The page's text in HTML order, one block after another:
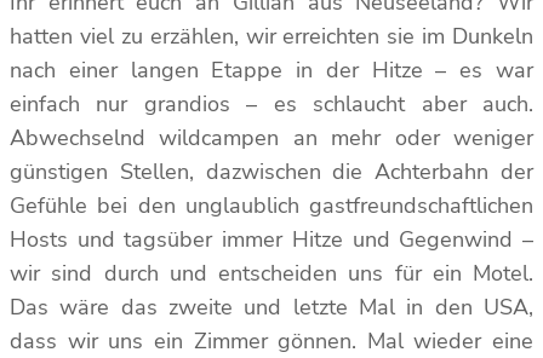
hatten viel zu erzählen, wir erreichten sie im Dunkeln
nach einer langen Etappe in der Hitze – es war
einfach nur grandios – es schlaucht aber auch.
Abwechselnd wildcampen an mehr oder weniger
günstigen Stellen, dazwischen die Achterbahn der
Gefühle bei den unglaublich gastfreundschaftlichen
Hosts und tagsüber immer Hitze und Gegenwind –
wir sind durch und entscheiden uns für ein Motel.
Das wäre das zweite und letzte Mal in den USA,
dass wir uns ein Zimmer gönnen. Mal wieder eine